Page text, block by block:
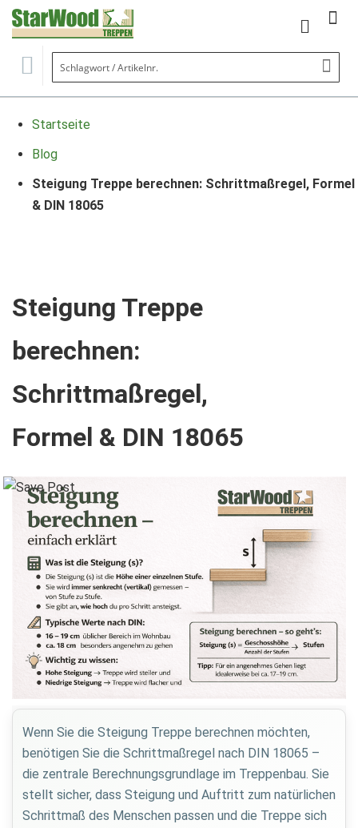
Mein
Startseite
Blog
Steigung Treppe berechnen: Schrittmaßregel, Formel
& DIN 18065
Steigung Treppe
berechnen:
Schrittmaßregel,
Formel & DIN 18065
Wenn Sie die Steigung Treppe berechnen möchten,
benötigen Sie die Schrittmaßregel nach DIN 18065 –
die zentrale Berechnungsgrundlage im Treppenbau. Sie
stellt sicher, dass Steigung und Auftritt zum natürlichen
Schrittmaß des Menschen passen und die Treppe sich